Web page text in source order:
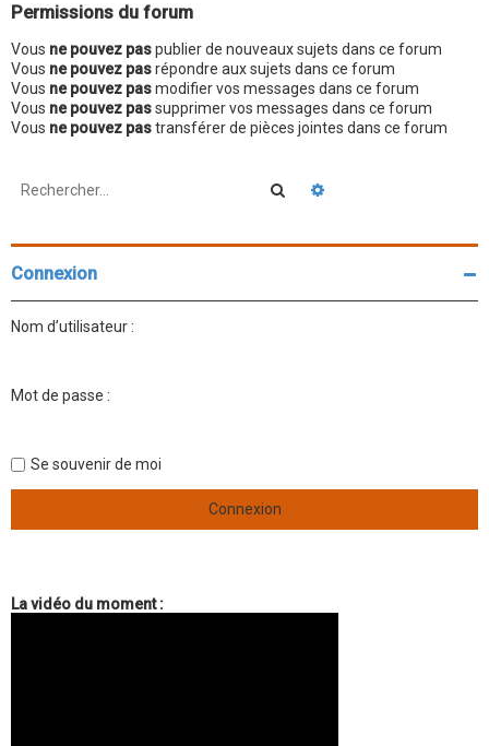
Permissions du forum
Vous ne pouvez paspublier de nouveaux sujets dans ce forum
Vous ne pouvez pasrépondre aux sujets dans ce forum
Vous ne pouvez pasmodifier vos messages dans ce forum
Vous ne pouvez passupprimer vos messages dans ce forum
Vous ne pouvez pastransférer de pièces jointes dans ce forum
Rechercher
Connexion
Nom d’utilisateur :
Mot de passe :
Se souvenir de moi
La vidéo du moment :